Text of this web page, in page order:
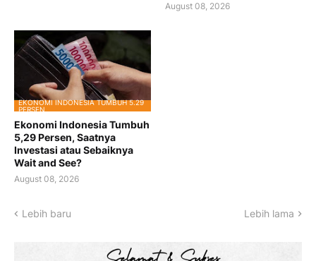
August 08, 2026
EKONOMI INDONESIA TUMBUH 5.29
PERSEN
Ekonomi Indonesia Tumbuh
5,29 Persen, Saatnya
Investasi atau Sebaiknya
Wait and See?
August 08, 2026
Lebih baru Lebih lama